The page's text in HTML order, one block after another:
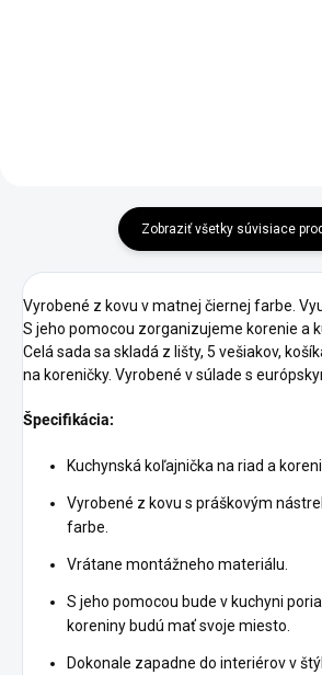
Zobraziť všetky súvisiace
Vyrobené z kovu v matnej čiernej farbe.
S jeho pomocou zorganizujeme korenie a
Celá sada sa skladá z lišty, 5 vešiakov,
na koreničky. Vyrobené v súlade s
Špecifikácia:
Kuchynská koľajnička na riad a
Vyrobené z kovu s práškovým
farbe.
Vrátane montážneho materiálu.
S jeho pomocou bude v kuchyni
koreniny budú mať svoje miesto.
Dokonale zapadne do interiérov v